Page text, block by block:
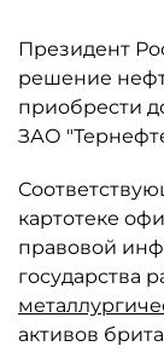
Президент
решение
приобрести
ЗАО
картотеке
правовой
государства
активов